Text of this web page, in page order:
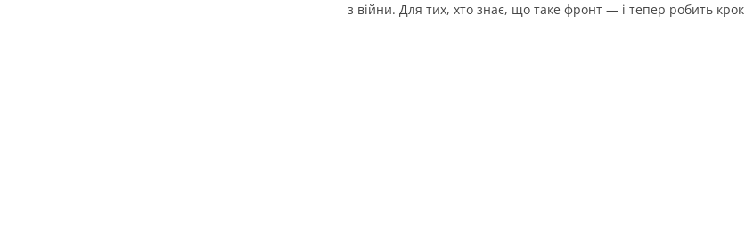
з війни. Для тих, хто знає, що таке фронт — і тепер робить крок